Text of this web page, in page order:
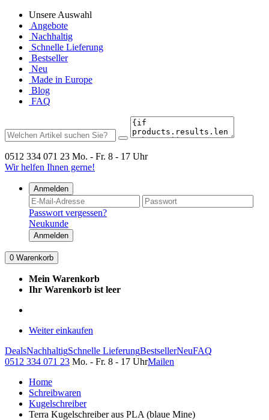
Unsere Auswahl
Angebote
Nachhaltig
Schnelle Lieferung
Bestseller
Neu
Made in Europe
Blog
FAQ
0512 334 071 23 Mo. - Fr. 8 - 17 Uhr
Wir helfen Ihnen gerne!
Anmelden
Passwort vergessen?
Neukunde
Anmelden
0 Warenkorb
Mein Warenkorb
Ihr Warenkorb ist leer
Weiter einkaufen
DealsNachhaltigSchnelle LieferungBestsellerNeuFAQ
0512 334 071 23 Mo. - Fr. 8 - 17 UhrMailen
Home
Schreibwaren
Kugelschreiber
Terra Kugelschreiber aus PLA (blaue Mine)